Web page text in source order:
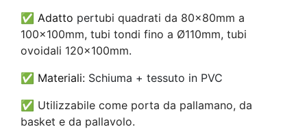
✅ Adatto pertubi quadrati da 80x80mm a
100x100mm, tubi tondi fino a Ø110mm, tubi
ovoidali 120x100mm.
✅ Materiali: Schiuma + tessuto in PVC
✅ Utilizzabile come porta da pallamano, da
basket e da pallavolo.